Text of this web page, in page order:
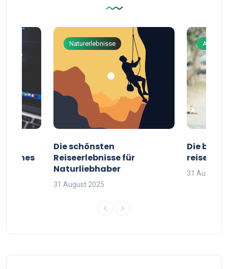
deines
Naturerlebnisse
Die schönsten
Reiseerlebnisse für
Naturliebhaber
31 August 2025
Die
reisende
31 August